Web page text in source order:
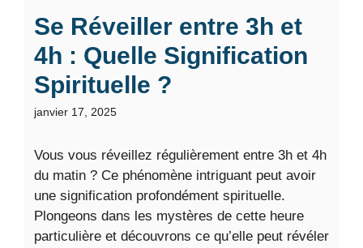
Se Réveiller entre 3h et
4h : Quelle Signification
Spirituelle ?
janvier 17, 2025
Vous vous réveillez régulièrement entre 3h et 4h
du matin ? Ce phénomène intriguant peut avoir
une signification profondément spirituelle.
Plongeons dans les mystères de cette heure
particulière et découvrons ce qu’elle peut révéler